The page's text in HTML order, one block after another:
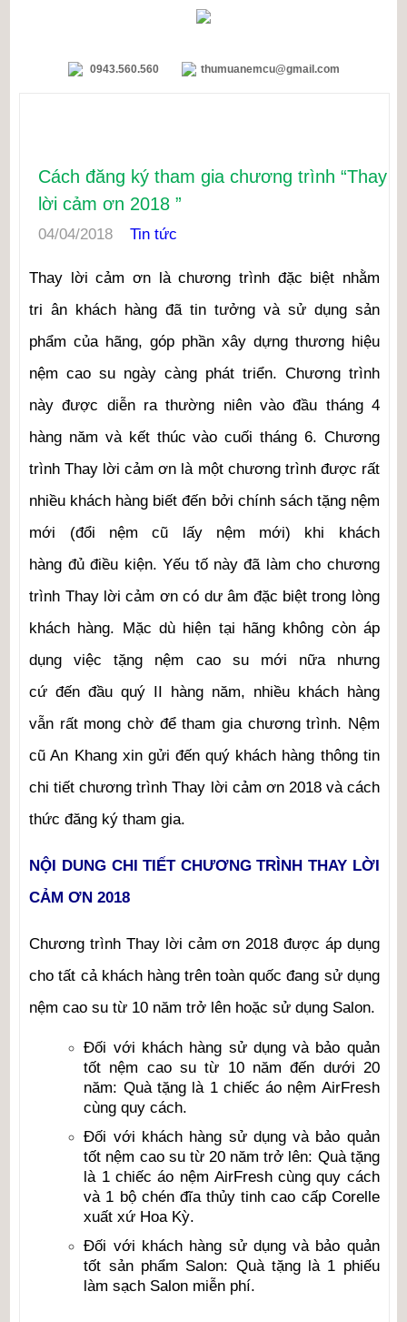
0943.560.560 thumuanemcu@gmail.com
Cách đăng ký tham gia chương trình “Thay
lời cảm ơn 2018 ”
04/04/2018 Tin tức
Thay lời cảm ơn là chương trình đặc biệt nhằm
tri ân khách hàng đã tin tưởng và sử dụng sản
phẩm của hãng, góp phần xây dựng thương hiệu
nệm cao su ngày càng phát triển. Chương trình
này được diễn ra thường niên vào đầu tháng 4
hàng năm và kết thúc vào cuối tháng 6. Chương
trình Thay lời cảm ơn là một chương trình được rất
nhiều khách hàng biết đến bởi chính sách tặng nệm
mới (đổi nệm cũ lấy nệm mới) khi khách
hàng đủ điều kiện. Yếu tố này đã làm cho chương
trình Thay lời cảm ơn có dư âm đặc biệt trong lòng
khách hàng. Mặc dù hiện tại hãng không còn áp
dụng việc tặng nệm cao su mới nữa nhưng
cứ đến đầu quý II hàng năm, nhiều khách hàng
vẫn rất mong chờ để tham gia chương trình. Nệm
cũ An Khang xin gửi đến quý khách hàng thông tin
chi tiết chương trình Thay lời cảm ơn 2018 và cách
thức đăng ký tham gia.
NỘI DUNG CHI TIẾT CHƯƠNG TRÌNH THAY LỜI
CẢM ƠN 2018
Chương trình Thay lời cảm ơn 2018 được áp dụng
cho tất cả khách hàng trên toàn quốc đang sử dụng
nệm cao su từ 10 năm trở lên hoặc sử dụng Salon.
Đối với khách hàng sử dụng và bảo quản
tốt nệm cao su từ 10 năm đến dưới 20
năm: Quà tặng là 1 chiếc áo nệm AirFresh
cùng quy cách.
Đối với khách hàng sử dụng và bảo quản
tốt nệm cao su từ 20 năm trở lên: Quà tặng
là 1 chiếc áo nệm AirFresh cùng quy cách
và 1 bộ chén đĩa thủy tinh cao cấp Corelle
xuất xứ Hoa Kỳ.
Đối với khách hàng sử dụng và bảo quản
tốt sản phẩm Salon: Quà tặng là 1 phiếu
làm sạch Salon miễn phí.